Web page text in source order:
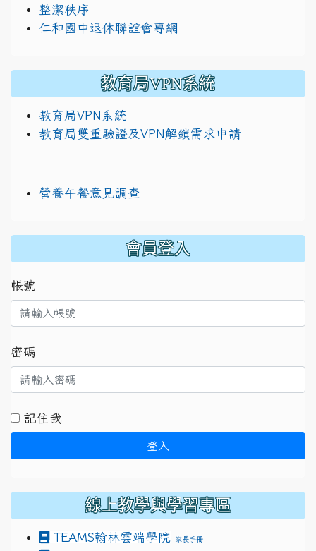
整潔秩序
仁和國中退休聯誼會專網
教育局VPN系統
教育局VPN系統
教育局雙重驗證及VPN解鎖需求申請
營養午餐意見調查
會員登入
帳號
密碼
記住我
登入
線上教學與學習專區
TEAMS翰林雲端學院 家長手冊